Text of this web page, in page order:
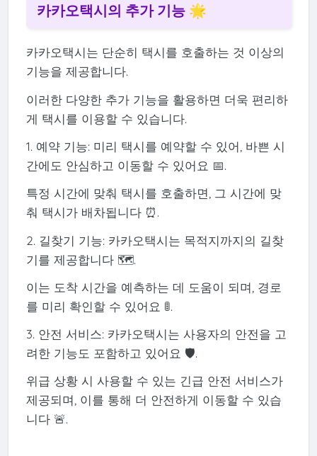
카카오택시의 추가 기능 🌟
카카오택시는 단순히 택시를 호출하는 것 이상의
기능을 제공합니다.
이러한 다양한 추가 기능을 활용하면 더욱 편리하
게 택시를 이용할 수 있습니다.
1. 예약 기능: 미리 택시를 예약할 수 있어, 바쁜 시
간에도 안심하고 이동할 수 있어요 📅.
특정 시간에 맞춰 택시를 호출하면, 그 시간에 맞
춰 택시가 배차됩니다 ⏰.
2. 길찾기 기능: 카카오택시는 목적지까지의 길찾
기를 제공합니다 🗺️.
이는 도착 시간을 예측하는 데 도움이 되며, 경로
를 미리 확인할 수 있어요 🚦.
3. 안전 서비스: 카카오택시는 사용자의 안전을 고
려한 기능도 포함하고 있어요 🛡️.
위급 상황 시 사용할 수 있는 긴급 안전 서비스가
제공되며, 이를 통해 더 안전하게 이동할 수 있습
니다 🚨.